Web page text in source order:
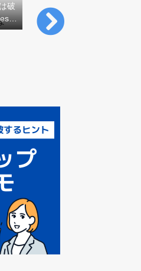
破
売上7割減から採用支援で
アールナイン代表取締役